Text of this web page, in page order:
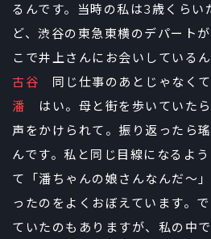
るんです。当時の私は3歳くらい
ど、渋谷の東急東横のデパート
こで井上さんにお会いしているん
古谷 同じ仕事のあとじゃなくて
潘 はい。母と街を歩いていた
声をかけられて。振り返ったら
んです。私と同じ目線になるよ
て「潘ちゃんの娘さんなんだ～
ったのをよくおぼえています。
ていたのもありますが、私の中